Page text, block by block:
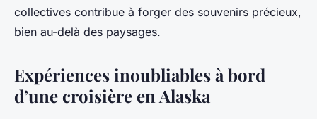
collectives contribue à forger des souvenirs précieux,
bien au-delà des paysages.
Expériences inoubliables à bord
d’une croisière en Alaska